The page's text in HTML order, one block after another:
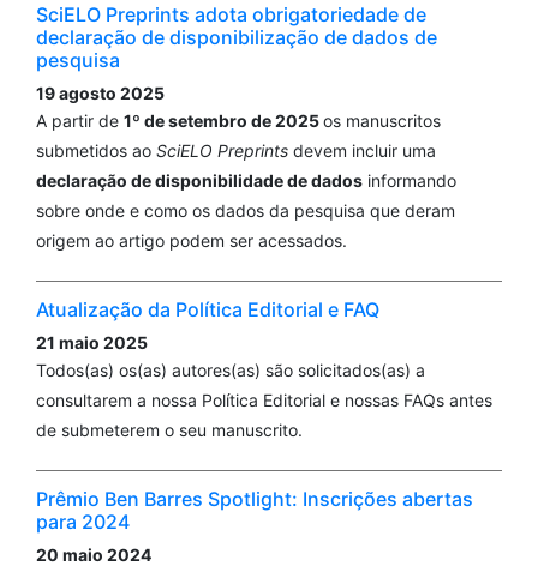
SciELO Preprints adota obrigatoriedade de
declaração de disponibilização de dados de
pesquisa
19 agosto 2025
A partir de 1º de setembro de 2025os manuscritos
submetidos ao SciELO Preprints devem incluir uma
declaração de disponibilidade de dados informando
sobre onde e como os dados da pesquisa que deram
origem ao artigo podem ser acessados.
Atualização da Política Editorial e FAQ
21 maio 2025
Todos(as) os(as) autores(as) são solicitados(as) a
consultarem a nossa Política Editorial e nossas FAQs antes
de submeterem o seu manuscrito.
Prêmio Ben Barres Spotlight: Inscrições abertas
para 2024
20 maio 2024